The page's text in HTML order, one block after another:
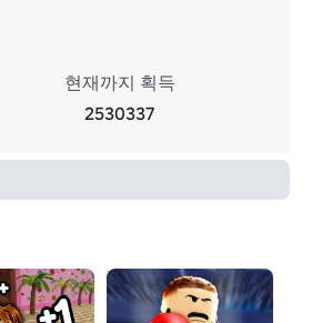
현재까지 획득
2530337